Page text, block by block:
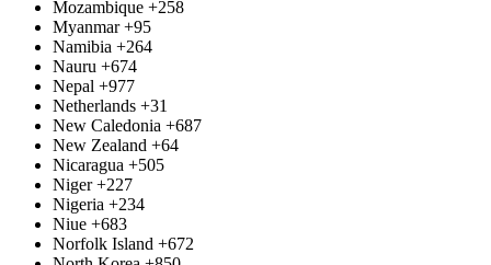
Mozambique +258
Myanmar +95
Namibia +264
Nauru +674
Nepal +977
Netherlands +31
New Caledonia +687
New Zealand +64
Nicaragua +505
Niger +227
Nigeria +234
Niue +683
Norfolk Island +672